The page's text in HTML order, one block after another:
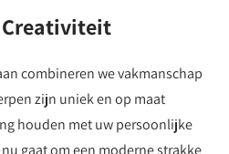
Creativiteit
combineren we vakmanschap
zijn uniek en op maat
houden met uw persoonlijke
gaat om een moderne strakke